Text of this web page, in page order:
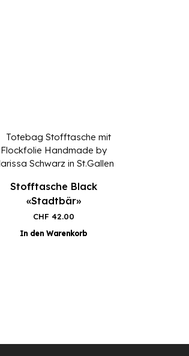
Stofftasche Black
«Stadtbär»
CHF 42.00
In den Warenkorb